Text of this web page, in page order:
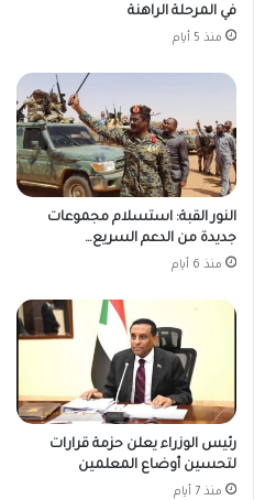
في المرحلة الراهنة
منذ 5 أيام
النور القبة: استسلام مجموعات
جديدة من الدعم السريع…
منذ 6 أيام
رئيس الوزراء يعلن حزمة قرارات
لتحسين أوضاع المعلمين
منذ 7 أيام